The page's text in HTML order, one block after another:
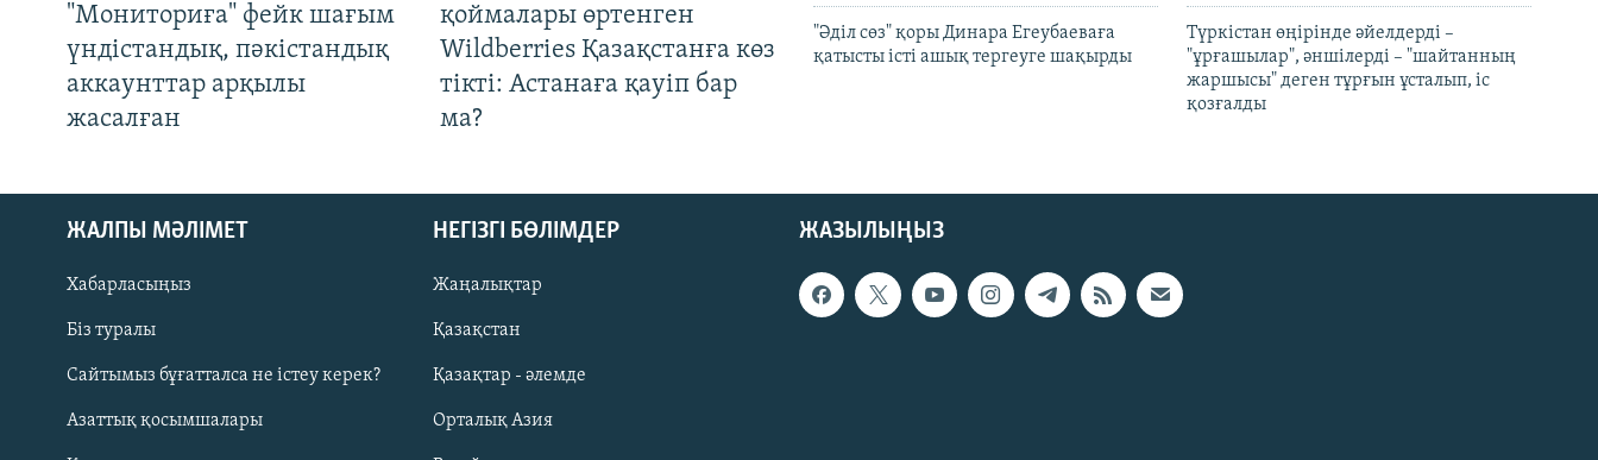
Русский
ЖАЗЫЛЫҢЫЗ
"Мониториға" фейк шағым
үндістандық, пәкістандық
аккаунттар арқылы
жасалған
қоймалары өртенген
Wildberries Қазақстанға көз
тікті: Астанаға қауіп бар
ма?
"Әділ сөз" қоры Динара Егеубаеваға
қатысты істі ашық тергеуге шақырды
Түркістан өңірінде әйелдерді –
"ұрғашылар", әншілерді – "шайтанның
жаршысы" деген тұрғын ұсталып, іс
қозғалды
ЖАЗЫЛЫҢЫЗ
ЖАЛПЫ МӘЛІМЕТ
Хабарласыңыз
Біз туралы
Сайтымыз бұғатталса не істеу керек?
Азаттық қосымшалары
НЕГІЗГІ БӨЛІМДЕР
Жаңалықтар
Қазақстан
Қазақтар - әлемде
Орталық Азия